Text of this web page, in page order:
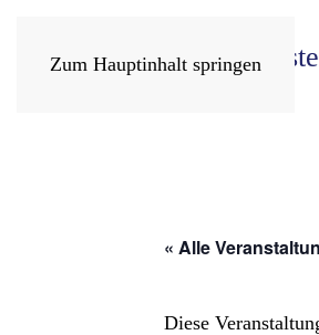
Zum Hauptinhalt springen
« Alle
Diese